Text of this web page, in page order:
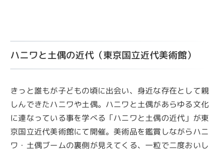
ハニワと土偶の近代（東京国立近代美術館）
きっと誰もが子どもの頃に出会い、身近な存在として親
しんできたハニワや土偶。ハニワと土偶があらゆる文化
に連なっている事を学べる「ハニワと土偶の近代」が東
京国立近代美術館にて開催。美術品を鑑賞しながらハニ
ワ・土偶ブームの裏側が見えてくる、一粒で二度おいし